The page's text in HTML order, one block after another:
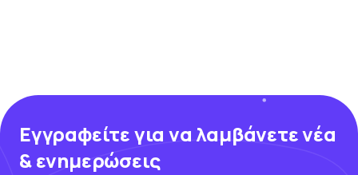
Εγγραφείτε για να λαμβάνετε νέα
& ενημερώσεις